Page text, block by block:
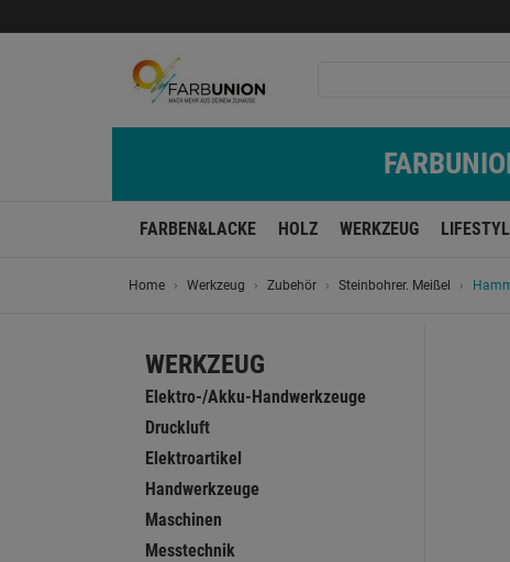
FARBEN&LACKE HOLZ WERKZEUG
Home Werkzeug Zubehör Steinbohrer. Meißel
WERKZEUG
Elektro-/Akku-Handwerkzeuge
Druckluft
Elektroartikel
Handwerkzeuge
Maschinen
Messtechnik